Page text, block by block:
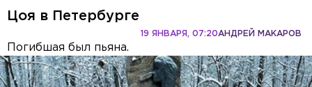
Цоя в Петербурге
АНДРЕЙ МАКАРОВ
19 ЯНВАРЯ, 07:20
Погибшая был пьяна.